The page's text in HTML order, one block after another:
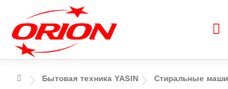
содержимому
Бытовая техника YASIN Стиральные